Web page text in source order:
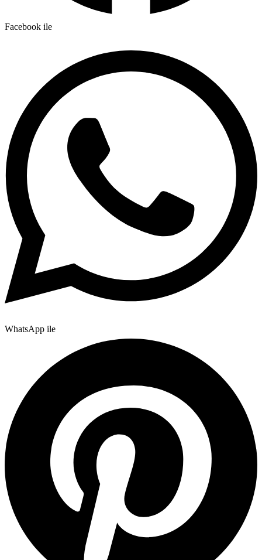
Facebook ile
WhatsApp ile